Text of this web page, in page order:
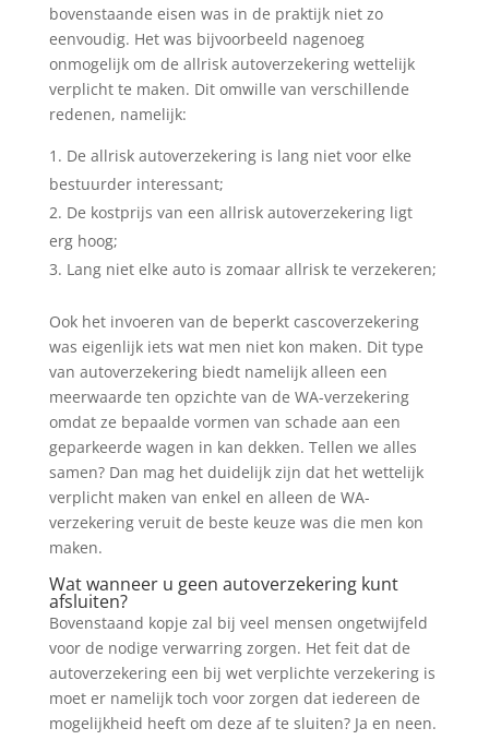
bovenstaande eisen was in de praktijk niet zo
eenvoudig. Het was bijvoorbeeld nagenoeg
onmogelijk om de allrisk autoverzekering wettelijk
verplicht te maken. Dit omwille van verschillende
redenen, namelijk:
De allrisk autoverzekering is lang niet voor elke
bestuurder interessant;
De kostprijs van een allrisk autoverzekering ligt
erg hoog;
Lang niet elke auto is zomaar allrisk te verzekeren;
Ook het invoeren van de beperkt cascoverzekering
was eigenlijk iets wat men niet kon maken. Dit type
van autoverzekering biedt namelijk alleen een
meerwaarde ten opzichte van de WA-verzekering
omdat ze bepaalde vormen van schade aan een
geparkeerde wagen in kan dekken. Tellen we alles
samen? Dan mag het duidelijk zijn dat het wettelijk
verplicht maken van enkel en alleen de WA-
verzekering veruit de beste keuze was die men kon
maken.
Wat wanneer u geen autoverzekering kunt
afsluiten?
Bovenstaand kopje zal bij veel mensen ongetwijfeld
voor de nodige verwarring zorgen. Het feit dat de
autoverzekering een bij wet verplichte verzekering is
moet er namelijk toch voor zorgen dat iedereen de
mogelijkheid heeft om deze af te sluiten? Ja en neen.